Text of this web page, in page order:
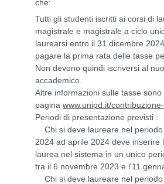
che:
Tutti gli studenti iscritti ai corsi di
magistrale e magistrale a ciclo
laurearsi entro il 31 dicembre
pagare la prima rata delle tasse
Non devono quindi iscriversi al
accademico.
Altre informazioni sulle tasse sono
pagina www.unipd.it/
Periodi di presentazione previsti :
Chi si deve laureare nel
2024 ad aprile 2024 deve inserire
laurea nel sistema in un unico
tra il 6 novembre 2023 e l'11
Chi si deve laureare nel